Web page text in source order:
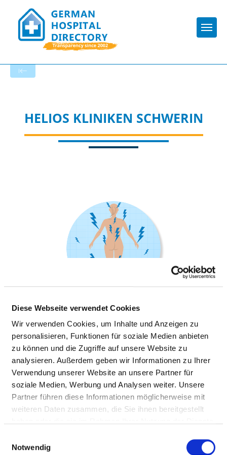
Diese Webseite verwendet Cookies
Wir verwenden Cookies, um Inhalte und Anzeigen zu
personalisieren, Funktionen für soziale Medien anbieten
zu können und die Zugriffe auf unsere Website zu
analysieren. Außerdem geben wir Informationen zu Ihrer
Verwendung unserer Website an unsere Partner für
soziale Medien, Werbung und Analysen weiter. Unsere
Partner führen diese Informationen möglicherweise mit
weiteren Daten zusammen, die Sie ihnen bereitgestellt
Notwendig
HELIOS KLINIKEN SCHWERIN
SCHMERZTHERAPIE
Information and services of the department